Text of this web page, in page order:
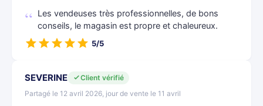
Les vendeuses très professionnelles, de bons
conseils, le magasin est propre et chaleureux.
5/5
SEVERINE
Client vérifié
Partagé le 12 avril 2026, jour de vente le 11 avril